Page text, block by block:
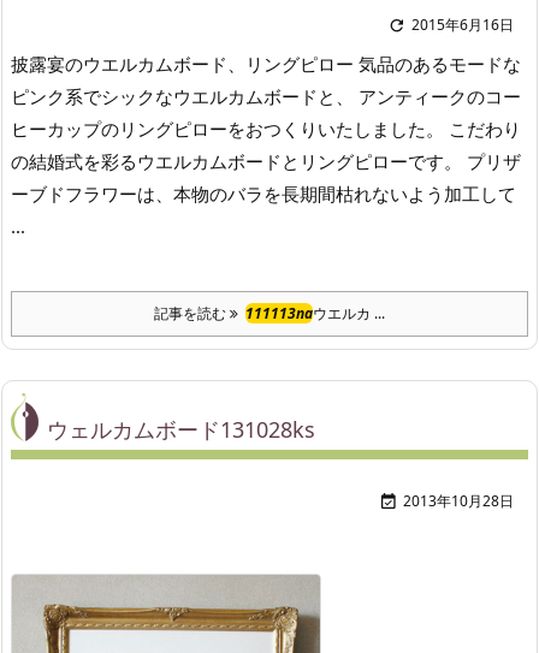
 2015年6月16日
披露宴のウエルカムボード、リングピロー 気品のあるモードな
ピンク系でシックなウエルカムボードと、 アンティークのコー
ヒーカップのリングピローをおつくりいたしました。 こだわり
の結婚式を彩るウエルカムボードとリングピローです。 プリザ
ーブドフラワーは、本物のバラを長期間枯れないよう加工して
...
記事を読む 111113naウエルカ ...
ウェルカムボード131028ks
 2013年10月28日